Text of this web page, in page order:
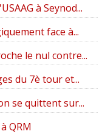
à Seynod...
face à...
le nul contre...
du 7è tour et...
se quittent sur...
QRM